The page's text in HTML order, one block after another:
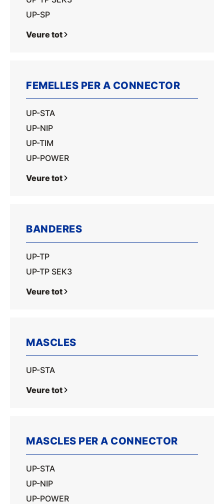
UP-SP
Veure tot
FEMELLES PER A CONNECTOR
UP-STA
UP-NIP
UP-TIM
UP-POWER
Veure tot
BANDERES
UP-TP
UP-TP SEK3
Veure tot
MASCLES
UP-STA
Veure tot
MASCLES PER A CONNECTOR
UP-STA
UP-NIP
UP-POWER